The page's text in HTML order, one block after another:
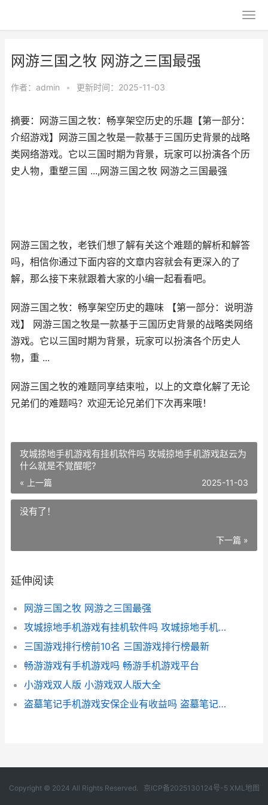
网游三国之牧 网游之三国最强
作者： admin • 更新时间：2025-11-03
摘要：网游三国之牧：畅享架空历史的乐趣【第一部分：
介绍游戏】网游三国之牧是一款基于三国历史背景的战略
类网络游戏。它以三国时期为背景，玩家可以扮演各个历
史人物，重塑三国 ...,网游三国之牧 网游之三国最强
网游三国之牧，老铁们想了解有关这个难题的解析和解答
吗，相信你通过下面内容的文章内容就会有更深入的了
解，那么接下来就跟着大家的小编一起看看吧。
网游三国之牧：畅享架空历史的趣味 【第一部分：说明游
戏】 网游三国之牧是一款基于三国历史背景的战略类网络
游戏。它以三国时期为背景，玩家可以扮演各个历史人
物，重 ...
网游三国之牧的难题同享结束啦，以上的文章化解了无论
兄弟们的难题吗？欢迎无论兄弟们下次再来哦！
攻城掠地手机游戏有挂机软件吗 攻城掠地手机游戏赵云为
什么就是不覚醒呢?
« 上一篇 2025-11-03
没有了！
下一篇 »
延伸阅读
网游三国之牧 网游之三国最强
攻城掠地手机游戏有挂机软件吗 攻城掠地手机游戏赵云为什么就是不覚醒呢?
三国游戏排行榜前10名 三国游戏排行榜最新
畅游游戏有手机游戏吗 畅游手机游戏平台
小游戏双人版 小游戏双人版大全
盗墓笔记手机游戏安保企业有收益吗 盗墓笔记手游官网下载地址
Copyright © 2024 All Rights Reserved. 京ICP备2025130124号-5 XML地图